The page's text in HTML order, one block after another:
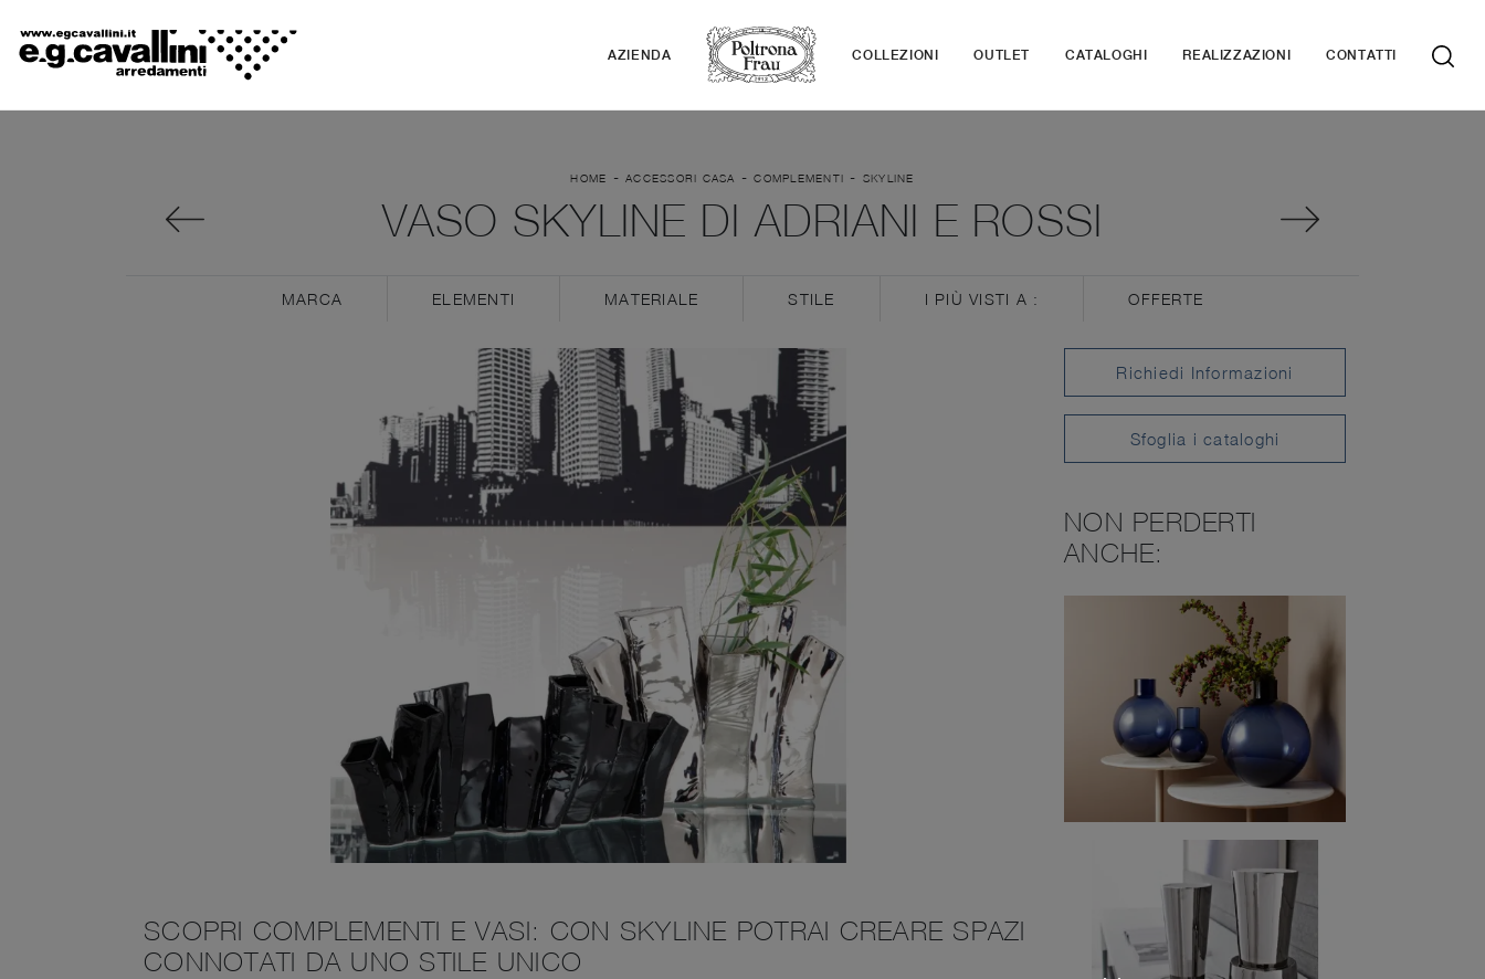
AZIENDA COLLEZIONI OUTLET CATALOGHI REALIZZAZIONI CONTATTI
HOME -ACCESSORI CASA -COMPLEMENTI - SKYLINE
VASO SKYLINE DI ADRIANI E ROSSI
MARCA ELEMENTI MATERIALE STILE I PIÙ VISTI A : OFFERTE
SCOPRI COMPLEMENTI E VASI: CON SKYLINE POTRAI CREARE SPAZI
CONNOTATI DA UNO STILE UNICO
Richiedi Informazioni
Sfoglia i cataloghi
NON PERDERTI
ANCHE: